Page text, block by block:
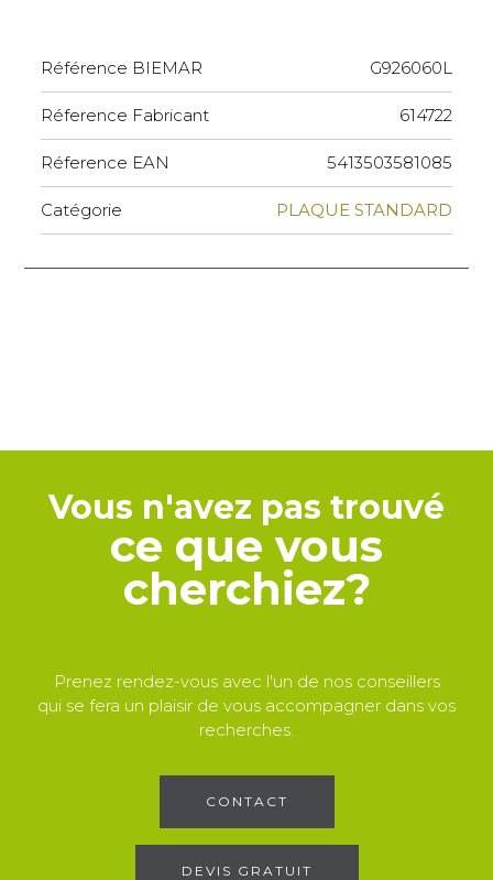
Référence BIEMAR G926060L
Réference Fabricant 614722
Réference EAN 5413503581085
Catégorie PLAQUE STANDARD
Vous n'avez pas trouvé
ce que vous
cherchiez?
Prenez rendez-vous avec l'un de nos conseillers
qui se fera un plaisir de vous accompagner dans vos
recherches.
CONTACT
DEVIS GRATUIT